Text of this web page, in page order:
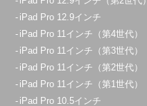
iPad Pro 12.9インチ
iPad Pro 11インチ（第4世代）
iPad Pro 11インチ（第3世代）
iPad Pro 11インチ（第2世代）
iPad Pro 11インチ（第1世代）
iPad Pro 10.5インチ